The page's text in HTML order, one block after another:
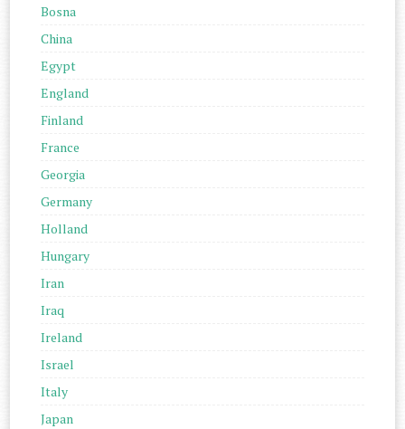
Bosna
China
Egypt
England
Finland
France
Georgia
Germany
Holland
Hungary
Iran
Iraq
Ireland
Israel
Italy
Japan